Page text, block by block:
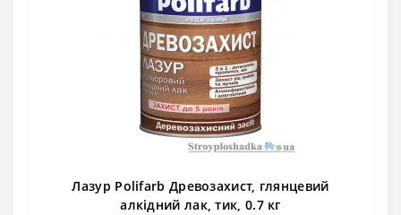
Лазур Polifarb Древозахист, глянцевий
алкідний лак, тик, 0.7 кг